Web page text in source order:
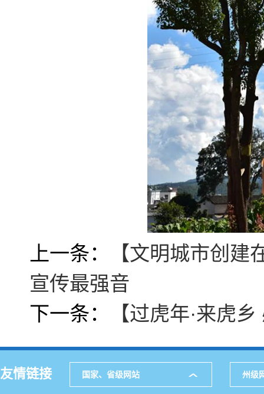
上一条：
【文明城市创
宣传最强音
下一条：
【过虎年·来虎
友情链接 国家、省级网站 州级